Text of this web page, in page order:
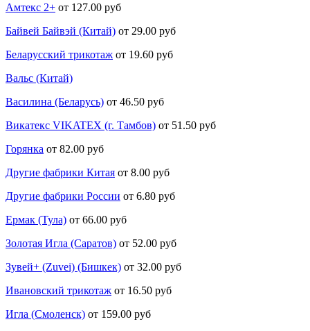
Амтекс 2+ от 127.00 руб
Байвей Байвэй (Китай) от 29.00 руб
Беларусский трикотаж от 19.60 руб
Вальс (Китай)
Василина (Беларусь) от 46.50 руб
Викатекс VIKATEX (г. Тамбов) от 51.50 руб
Горянка от 82.00 руб
Другие фабрики Китая от 8.00 руб
Другие фабрики России от 6.80 руб
Ермак (Тула) от 66.00 руб
Золотая Игла (Саратов) от 52.00 руб
Зувей+ (Zuvei) (Бишкек) от 32.00 руб
Ивановский трикотаж от 16.50 руб
Игла (Смоленск) от 159.00 руб